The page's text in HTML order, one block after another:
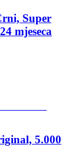
Super
mjeseca
5.000